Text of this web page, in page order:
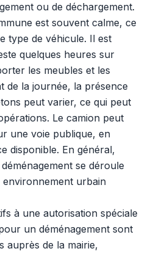
ou de déchargement.
est souvent calme, ce
type de véhicule. Il est
quelques heures sur
les meubles et les
de la journée, la présence
peut varier, ce qui peut
Le camion peut
une voie publique, en
disponible. En général,
se déroule
urbain
à une autorisation spéciale
un déménagement sont
auprès de la mairie,